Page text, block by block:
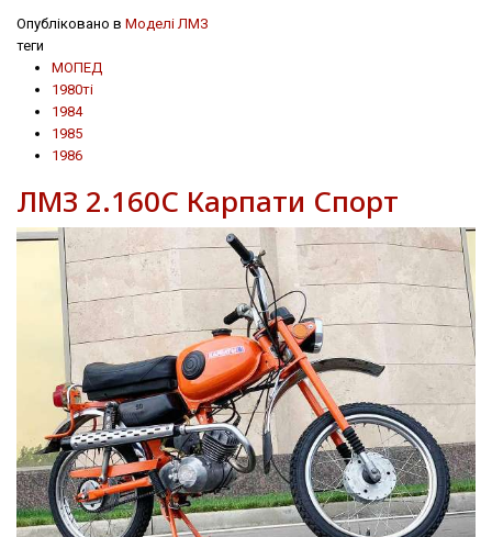
Опубліковано в Моделі ЛМЗ
теги
МОПЕД
1980ті
1984
1985
1986
ЛМЗ 2.160С Карпати Спорт